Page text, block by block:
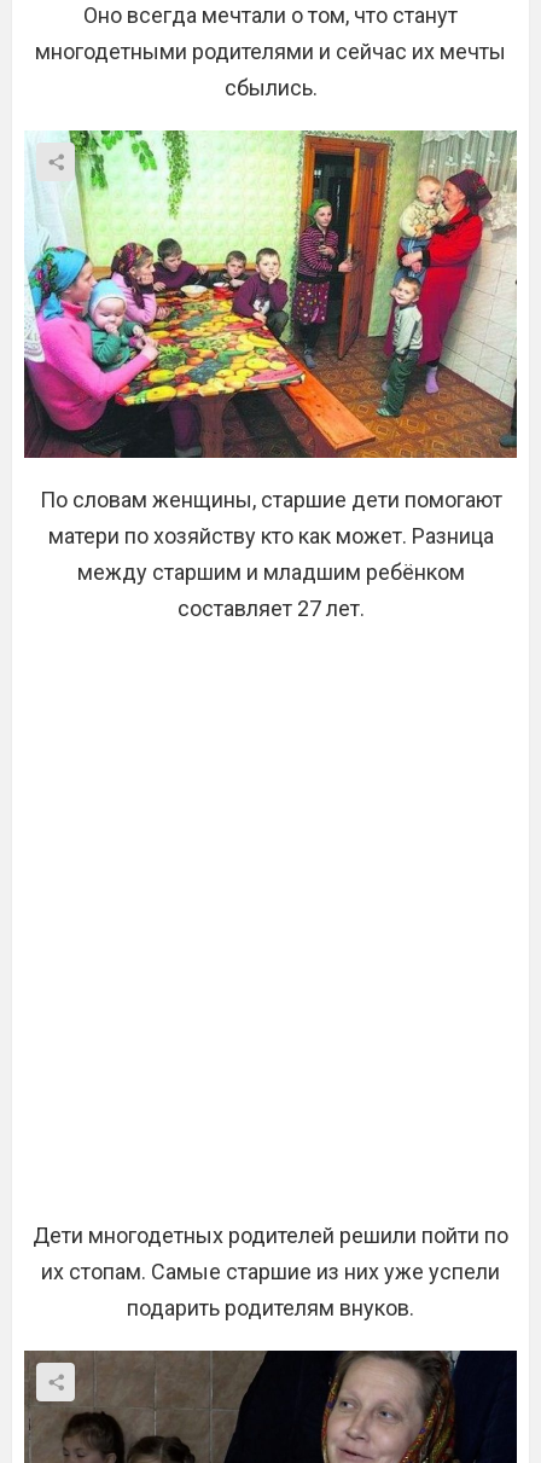
Оно всегда мечтали о том, что станут
многодетными родителями и сейчас их мечты
сбылись.
По словам женщины, старшие дети помогают
матери по хозяйству кто как может. Разница
между старшим и младшим ребёнком
составляет 27 лет.
Дети многодетных родителей решили пойти по
их стопам. Самые старшие из них уже успели
подарить родителям внуков.